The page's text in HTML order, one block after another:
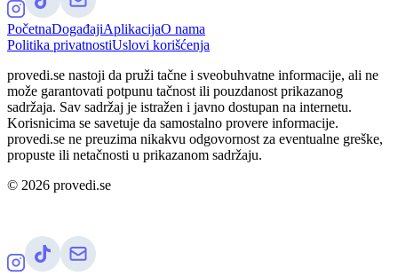
PočetnaDogađajiAplikacijaO nama
Politika privatnostiUslovi korišćenja
provedi.se nastoji da pruži tačne i sveobuhvatne informacije, ali ne
može garantovati potpunu tačnost ili pouzdanost prikazanog
sadržaja. Sav sadržaj je istražen i javno dostupan na internetu.
Korisnicima se savetuje da samostalno provere informacije.
provedi.se ne preuzima nikakvu odgovornost za eventualne greške,
propuste ili netačnosti u prikazanom sadržaju.
© 2026 provedi.se